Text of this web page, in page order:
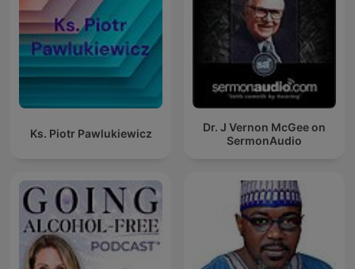
Ks. Piotr Pawlukiewicz
Dr. J Vernon McGee on
SermonAudio